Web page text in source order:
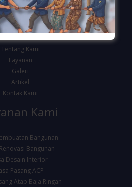
Beranda
Tentang Kami
Layanan
Galeri
Artikel
Kontak Kami
Kami
Bangunan
Bangunan
Desain Interior
Pasang ACP
Atap Baja Ringan